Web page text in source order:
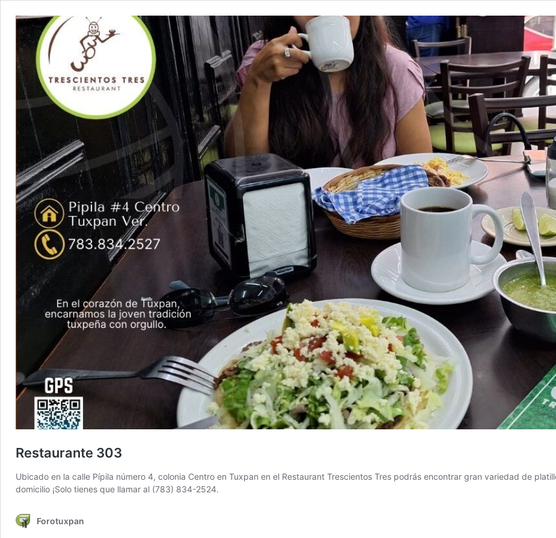
Restaurante 303
Ubicado en la calle Pípila número 4, colonia Centro en Tuxpan en el Restaurant Trescientos Tres podrás encontrar gran variedad de
domicilio ¡Solo tienes que llamar al (783) 834-2524.
Forotuxpan